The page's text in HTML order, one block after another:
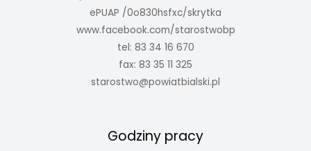
ePUAP /0o830hsfxc/skrytka
www.facebook.com/starostwobp
tel: 83 34 16 670
fax: 83 35 11 325
starostwo@powiatbialski.pl
Godziny pracy